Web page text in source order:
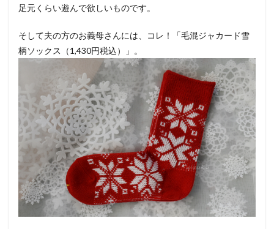
足元くらい遊んで欲しいものです。
そして夫の方のお義母さんには、コレ！「毛混ジャカード雪
柄ソックス（1,430円税込）」。